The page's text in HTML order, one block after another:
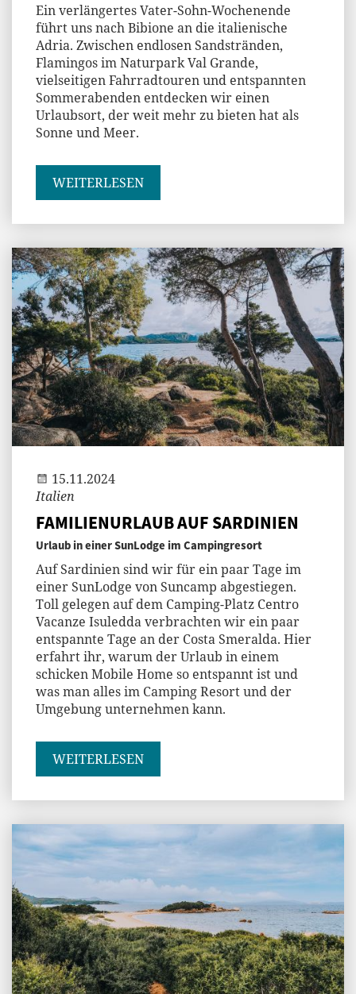
Ein verlängertes Vater-Sohn-Wochenende
führt uns nach Bibione an die italienische
Adria. Zwischen endlosen Sandstränden,
Flamingos im Naturpark Val Grande,
vielseitigen Fahrradtouren und entspannten
Sommerabenden entdecken wir einen
Urlaubsort, der weit mehr zu bieten hat als
Sonne und Meer.
WEITERLESEN
Andi
15.11.2024
Italien
FAMILIENURLAUB AUF SARDINIEN
Urlaub in einer SunLodge im Campingresort
Auf Sardinien sind wir für ein paar Tage im
einer SunLodge von Suncamp abgestiegen.
Toll gelegen auf dem Camping-Platz Centro
Vacanze Isuledda verbrachten wir ein paar
entspannte Tage an der Costa Smeralda. Hier
erfahrt ihr, warum der Urlaub in einem
schicken Mobile Home so entspannt ist und
was man alles im Camping Resort und der
Umgebung unternehmen kann.
WEITERLESEN